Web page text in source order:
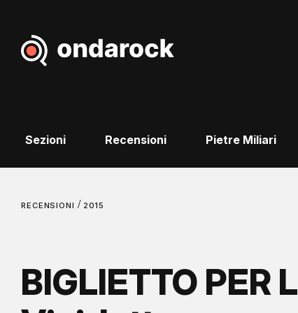
Sezioni Recensioni Pietre Miliari
RECENSIONI / 2015
BIGLIETTO PER